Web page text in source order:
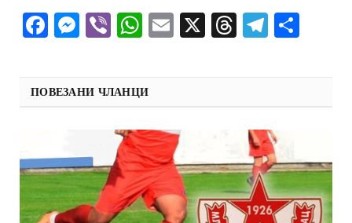
Facebook
Messenger
ViberWhatsApp
Email
X Threads
ПОВЕЗАНИ ЧЛАНЦИ